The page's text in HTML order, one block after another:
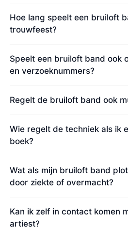
Hoe lang speelt een bruiloft
trouwfeest?
Speelt een bruiloft band ook
en verzoeknummers?
Regelt de bruiloft band ook
Wie regelt de techniek als ik
boek?
Wat als mijn bruiloft band
door ziekte of overmacht?
Kan ik zelf in contact komen
artiest?